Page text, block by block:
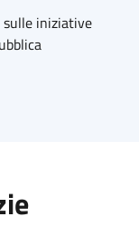
iniziative